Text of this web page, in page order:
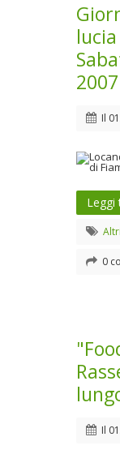
2007
Il
Leggi
0
Il